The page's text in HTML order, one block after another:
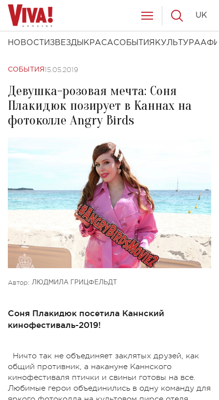
НОВОСТИ ЗВЕЗДЫ КРАСАСОБЫТИЯ КУЛЬТУРА
UK
СОБЫТИЯ 15.05.2019
Девушка-розовая мечта: Соня
Плакидюк позирует в Каннах на
фотоколле Angry Birds
Автор: ЛЮДМИЛА ГРИЦФЕЛЬДТ
Соня Плакидюк посетила Каннский
кинофестиваль-2019!
Ничто так не объединяет заклятых друзей, как
общий противник, а накануне Каннского
кинофестиваля птички и свиньи готовы на все.
Любимые герои объединились в одну команду для